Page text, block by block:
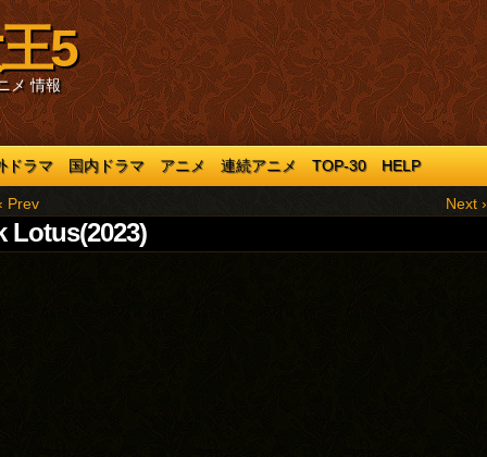
5
メ 情報
ドラマ 国内ドラマ アニメ 連続アニメ TOP-30 HELP
Prev Next ›
Lotus(2023)